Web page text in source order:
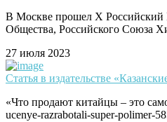
В Москве прошел X Российский
Общества, Российского Союза
27 июля 2023
Статья в издательстве
«Что продают китайцы – это
ucenye-razrabotali-super-polimer-